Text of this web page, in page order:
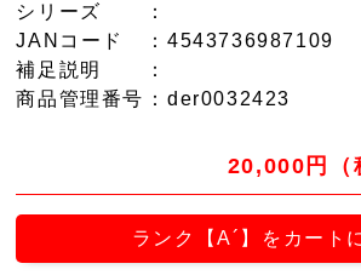
シリーズ
：
JANコード
：4543736987109
補足説明
：
商品管理番号 ：der0032423
20,000円（
ランク【A´】をカート